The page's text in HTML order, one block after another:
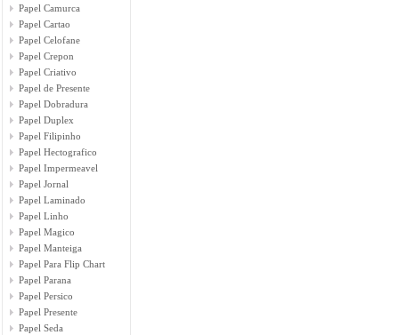
Papel Camurca
Papel Cartao
Papel Celofane
Papel Crepon
Papel Criativo
Papel de Presente
Papel Dobradura
Papel Duplex
Papel Filipinho
Papel Hectografico
Papel Impermeavel
Papel Jornal
Papel Laminado
Papel Linho
Papel Magico
Papel Manteiga
Papel Para Flip Chart
Papel Parana
Papel Persico
Papel Presente
Papel Seda